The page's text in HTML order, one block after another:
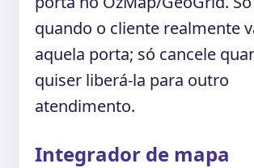
quando o cliente realmente
aquela porta; só cancele
quiser liberá-la para outro
atendimento.
Integrador de mapa